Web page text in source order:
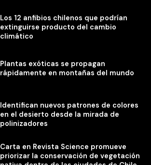
Los 12 anfibios chilenos que podrían
extinguirse producto del cambio
climático
Plantas exóticas se propagan
rápidamente en montañas del mundo
Identifican nuevos patrones de colores
en el desierto desde la mirada de
polinizadores
Carta en Revista Science promueve
priorizar la conservación de vegetación